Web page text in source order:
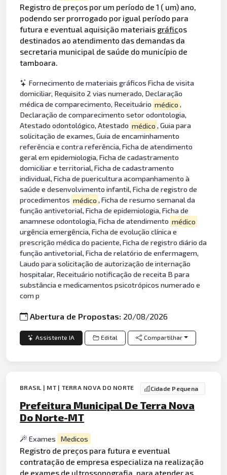
Registro de preços por um período de 1 ( um) ano,
podendo ser prorrogado por igual período para
futura e eventual aquisição materiais gráficos
destinados ao atendimento das demandas da
secretaria municipal de saúde do município de
tamboara.
Fornecimento de materiais gráficos Ficha de visita
domiciliar, Requisito 2 vias numerado, Declaração
médica de comparecimento, Receituário médico ,
Declaração de comparecimento setor odontologia,
Atestado odontológico, Atestado médico , Guia para
solicitação de exames, Guia de encaminhamento
referência e contra referência, Ficha de atendimento
geral em epidemiologia, Ficha de cadastramento
domiciliar e territorial, Ficha de cadastramento
individual, Ficha de puericultura acompanhamento à
saúde e desenvolvimento infantil, Ficha de registro de
procedimentos médico , Ficha de resumo semanal da
função antivetorial, Ficha de epidemiologia, Ficha de
anamnese odontologia, Ficha de atendimento médico
urgência emergência, Ficha de evolução clínica e
prescrição médica do paciente, Ficha de registro diário da
função antivetorial, Ficha de relatório de enfermagem,
Laudo para solicitação de autorização de internação
hospitalar, Receituário notificação de receita B para
substância e medicamentos psicotrópicos numerado e
com p
Abertura de Propostas: 20/08/2026
Assistente IA Edital Compartilhar
BRASIL | MT | TERRA NOVA DO NORTE Cidade Pequena
Prefeitura Municipal De Terra Nova
Do Norte-MT
Exames Medicos
Registro de preços para futura e eventual
contratação de empresa especializa na realização
de exames de ultrossonografia, para atender as